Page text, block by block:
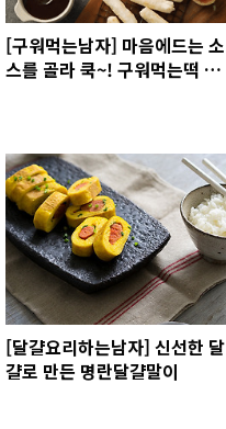
[구워먹는남자] 마음에드는 소
스를 골라 쿡~! 구워먹는떡 퐁
[달걀요리하는남자] 신선한 달
걀로 만든 명란달걀말이